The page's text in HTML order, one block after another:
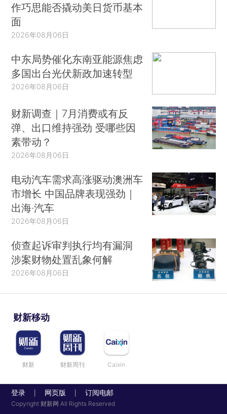
作巧思能否撬动美日货币基本
面
2026年08月06日
中东局势催化东南亚能源焦虑
多国出台光伏新政加速转型
2026年08月06日
财新调查｜7月消费或有反
弹、出口维持强劲 受哪些因
素带动？
2026年08月06日
电动汽车需求高涨驱动澳洲车
市增长 中国品牌表现强劲｜
出海·汽车
2026年08月06日
侦查起诉审判执行均有漏洞
涉案财物处置乱象何解
2026年08月06日
财新移动
财新 财新周刊 Caixin
登录 网页版 订阅电邮
Copyright 财新网 All Rights Reserved